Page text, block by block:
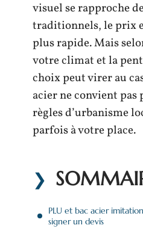
visuel se rapproche
traditionnels, le prix
plus rapide. Mais
votre climat et la
choix peut virer au
acier ne convient pas
règles d’urbanisme
parfois à votre place.
PLU et bac acier
signer un devis